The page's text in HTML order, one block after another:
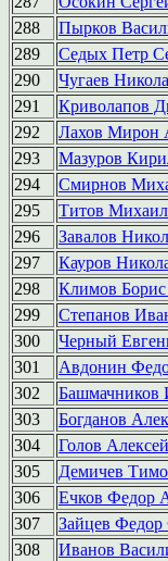
288
Пырков
289
Седых Петр
290
Чугаев
291
Криволапов
292
Лахов Мирон
293
Мазуров
294
Смирнов
295
Титов
296
Завалов
297
Кауров
298
Климов
299
Степанов
300
Черный
301
Авдонин
302
Башмачников
303
Богданов
304
Голов
305
Демичев
306
Ечков Федор
307
Зайцев
308
Иванов